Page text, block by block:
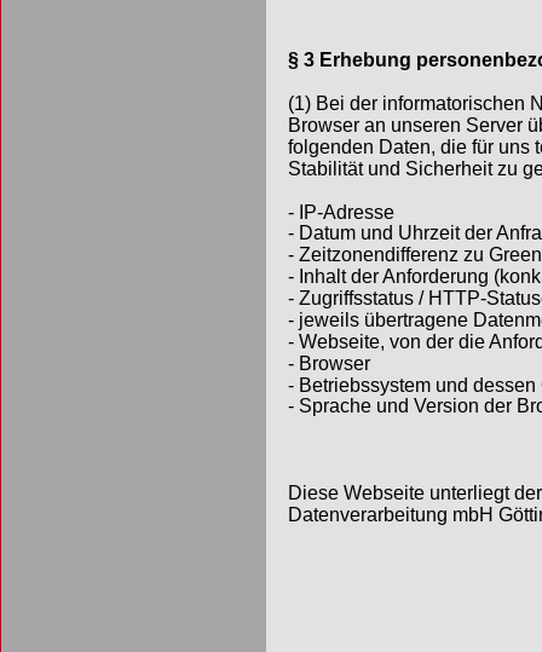
§ 3 Erhebung
(1) Bei der informatorischen
Browser an unseren Server
folgenden Daten, die für uns
Stabilität und Sicherheit zu
- IP-Adresse
- Datum und Uhrzeit der
- Zeitzonendifferenz zu
- Inhalt der Anforderung
- Zugriffsstatus / HTTP-
- jeweils übertragene
- Webseite, von der die
- Browser
- Betriebssystem und dessen
- Sprache und Version der
Diese Webseite unterliegt
Datenverarbeitung mbH